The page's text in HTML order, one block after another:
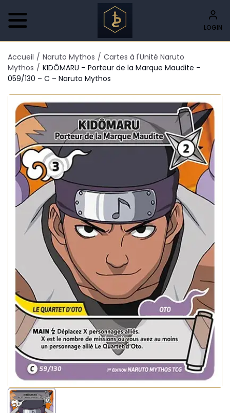
LOGIN
Accueil / Naruto Mythos / Cartes à l'Unité Naruto
Mythos / KIDÔMARU – Porteur de la Marque Maudite –
059/130 – C – Naruto Mythos